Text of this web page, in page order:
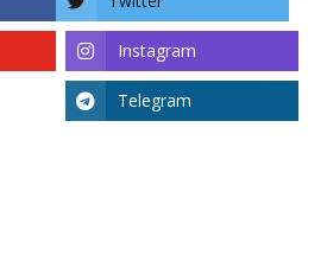
Instagram
Telegram